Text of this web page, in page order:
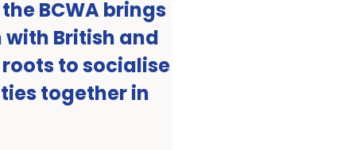
BCWA brings
British and
to socialise
together in